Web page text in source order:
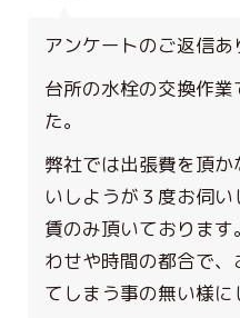
アンケートのご返信あ
台所の水栓の交換作
た。
弊社では出張費を頂
いしようが３度お伺
賃のみ頂いておりま
わせや時間の都合で
てしまう事の無い様に